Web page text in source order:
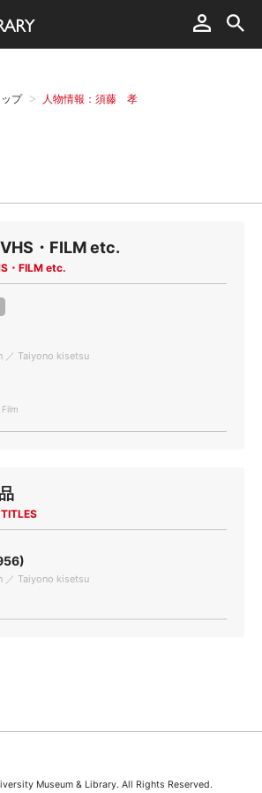
プ 人物情報：須藤 孝
・FILM etc.
・FILM etc.
／ Taiyono kisetsu
／ Taiyono kisetsu
Museum & Library. All Rights Reserved.